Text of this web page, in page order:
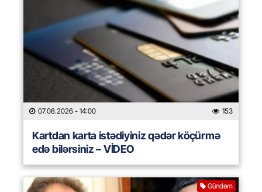
07.08.2026 - 14:00 153
Kartdan karta istədiyiniz qədər köçürmə
edə bilərsiniz – VİDEO
Gündəm